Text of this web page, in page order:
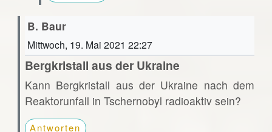
B. Baur
Mittwoch, 19. Mai 2021 22:27
Bergkristall aus der Ukraine
Kann Bergkristall aus der Ukraine nach dem
Reaktorunfall in Tschernobyl radioaktiv sein?
Antworten